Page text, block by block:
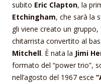
subito Eric Clapton, la
Etchingham, che sarà la
gli viene creato un
chitarrista convertito al
Mitchell. È nata la Jimi
formato del “power trio”,
nell’agosto del 1967 esce